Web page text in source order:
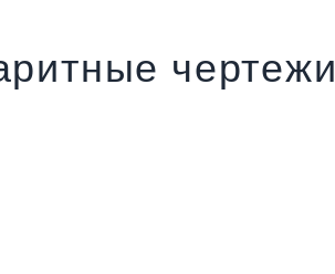
чертежи